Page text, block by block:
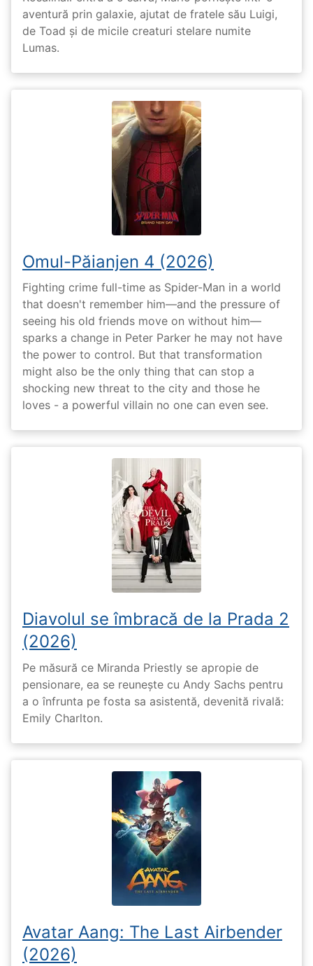
aventură prin galaxie, ajutat de fratele său Luigi,
de Toad și de micile creaturi stelare numite
Lumas.
Omul-Păianjen 4 (2026)
Fighting crime full-time as Spider-Man in a world
that doesn't remember him—and the pressure of
seeing his old friends move on without him—
sparks a change in Peter Parker he may not have
the power to control. But that transformation
might also be the only thing that can stop a
shocking new threat to the city and those he
loves - a powerful villain no one can even see.
Diavolul se îmbracă de la Prada 2
(2026)
Pe măsură ce Miranda Priestly se apropie de
pensionare, ea se reunește cu Andy Sachs pentru
a o înfrunta pe fosta sa asistentă, devenită rivală:
Emily Charlton.
Avatar Aang: The Last Airbender
(2026)